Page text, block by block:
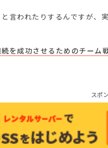
言われたりするんですが、
続を成功させるためのチーム
スポ